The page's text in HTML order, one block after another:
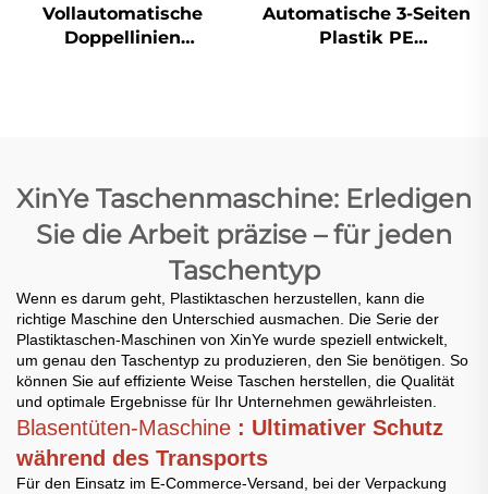
Vollautomatische
Doppellinien
Automatische 3-Seiten
Plastik PE
XinYe Taschenmaschine: Erledigen
Sie die Arbeit präzise – für jeden
Taschentyp
Wenn es darum geht, Plastiktaschen herzustellen, kann die
richtige Maschine den Unterschied ausmachen. Die Serie der
Plastiktaschen-Maschinen von XinYe wurde speziell entwickelt,
um genau den Taschentyp zu produzieren, den Sie benötigen. So
können Sie auf effiziente Weise Taschen herstellen, die Qualität
und optimale Ergebnisse für Ihr Unternehmen gewährleisten.
Blasentüten-Maschine : Ultimativer Schutz
während des Transports
Für den Einsatz im E-Commerce-Versand, bei der Verpackung